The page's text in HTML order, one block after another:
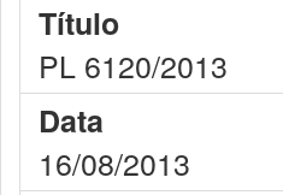
Título
PL 6120/2013
Data
16/08/2013